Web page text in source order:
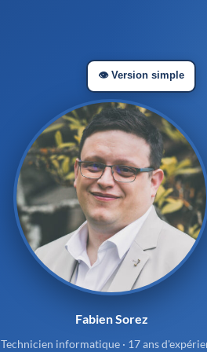
👁️ Version simple
Fabien Sorez
Technicien informatique · 17 ans